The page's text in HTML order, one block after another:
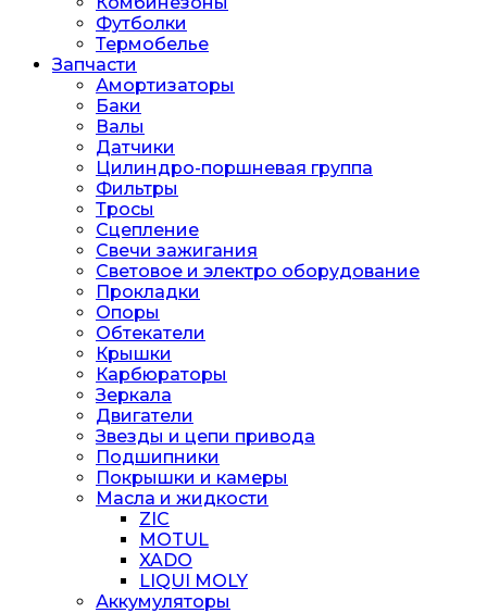
Футболки
Термобелье
Запчасти
Амортизаторы
Баки
Валы
Датчики
Цилиндро-поршневая группа
Фильтры
Тросы
Сцепление
Свечи зажигания
Световое и электро оборудование
Прокладки
Опоры
Обтекатели
Крышки
Карбюраторы
Зеркала
Двигатели
Звезды и цепи привода
Подшипники
Покрышки и камеры
Масла и жидкости
ZIC
MOTUL
XADO
LIQUI MOLY
Аккумуляторы